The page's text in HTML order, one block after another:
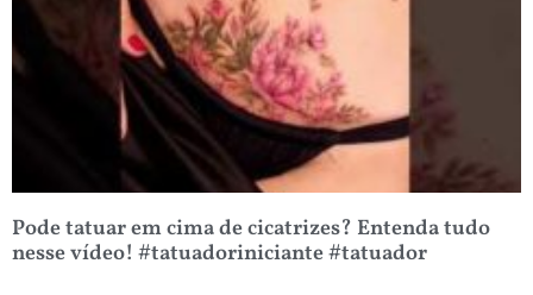
Pode tatuar em cima de cicatrizes? Entenda tudo
nesse vídeo! #tatuadoriniciante #tatuador